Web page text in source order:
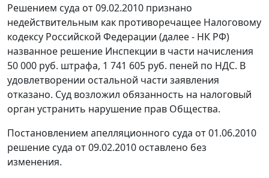
Решением суда от 09.02.2010 признано
недействительным как противоречащее Налоговому
кодексу Российской Федерации (далее - НК РФ)
названное решение Инспекции в части начисления
50 000 руб. штрафа, 1 741 605 руб. пеней по НДС. В
удовлетворении остальной части заявления
отказано. Суд возложил обязанность на налоговый
орган устранить нарушение прав Общества.
Постановлением апелляционного суда от 01.06.2010
решение суда от 09.02.2010 оставлено без
изменения.